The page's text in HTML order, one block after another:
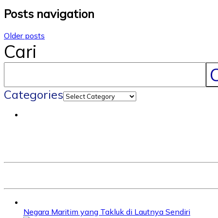
Posts navigation
Older posts
Cari
Categories
Negara Maritim yang Takluk di Lautnya Sendiri